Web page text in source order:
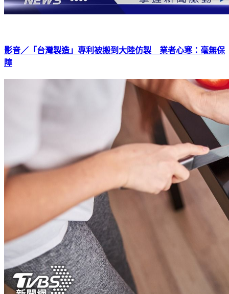
影音／「台灣製造」專利被搬到大陸仿製 業者心寒：毫無保
障